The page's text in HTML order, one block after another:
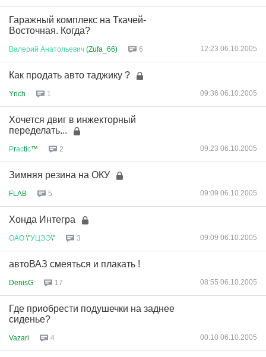
Гаражный комплекс на Ткачей-
Восточная. Когда?
Валерий Анатольевич (Zufa_66) 6 12:23 06.10.2005
Как продать авто таджику ?
Yrich 1 09:36 06.10.2005
Хочется двиг в инжекторный
переделать...
Рrасtiс™ 2 09:23 06.10.2005
Зимняя резина на ОКУ
FLAB 5 09:09 06.10.2005
Хонда Интегра
ОАО \"УЦЭЭ\" 3 09:09 06.10.2005
автоВАЗ смеяться и плакать !
DenisG 17 08:55 06.10.2005
Где приобрести подушечки на заднее
сиденье?
Vazari 4 00:10 06.10.2005